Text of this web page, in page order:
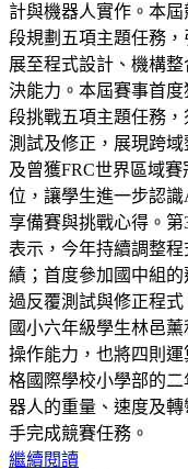
計與機器人實作。本
段規劃五項主題任務
展至程式設計、機構
決能力。本屆賽事首
段挑戰五項主題任務
測試及修正，展現跨
及曾獲FRC世界區域
位，讓學生進一步認
享備賽與挑戰心得。
表示，今年持續調整
績；首度參加國中組
過反覆測試與修正程
國小六年級學生林邑
操作能力，也將四則
格國際學校小學部的
器人的重量、速度及
手完成競賽任務。
繼續閱讀